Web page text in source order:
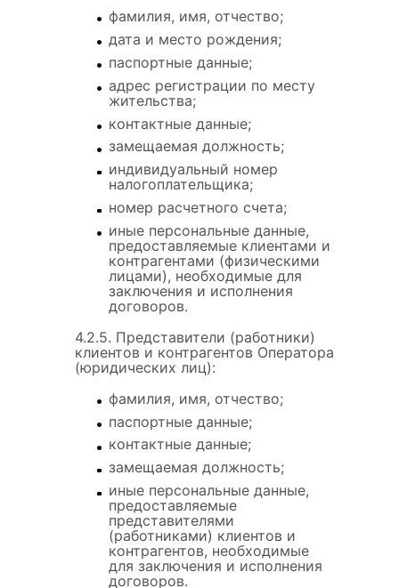
фамилия, имя, отчество;
дата и место рождения;
паспортные данные;
адрес регистрации по месту
жительства;
контактные данные;
замещаемая должность;
индивидуальный номер
налогоплательщика;
номер расчетного счета;
иные персональные данные,
предоставляемые клиентами и
контрагентами (физическими
лицами), необходимые для
заключения и исполнения
договоров.
4.2.5. Представители (работники)
клиентов и контрагентов Оператора
(юридических лиц):
фамилия, имя, отчество;
паспортные данные;
контактные данные;
замещаемая должность;
иные персональные данные,
предоставляемые
представителями
(работниками) клиентов и
контрагентов, необходимые
для заключения и исполнения
договоров.